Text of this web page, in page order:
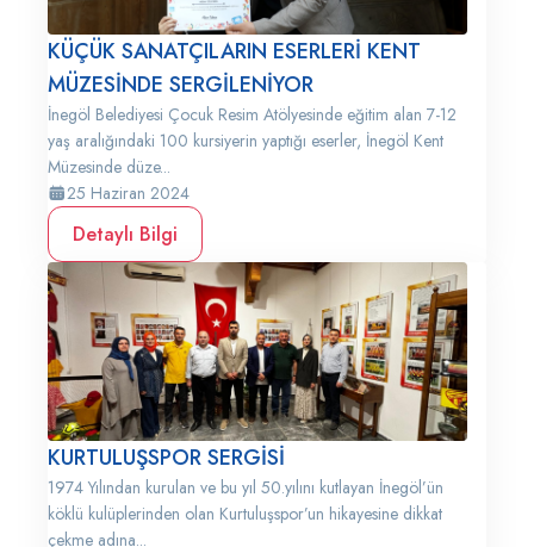
KÜÇÜK SANATÇILARIN ESERLERİ KENT
MÜZESİNDE SERGİLENİYOR
İnegöl Belediyesi Çocuk Resim Atölyesinde eğitim alan 7-12
yaş aralığındaki 100 kursiyerin yaptığı eserler, İnegöl Kent
Müzesinde düze...
25 Haziran 2024
Detaylı Bilgi
KURTULUŞSPOR SERGİSİ
1974 Yılından kurulan ve bu yıl 50.yılını kutlayan İnegöl’ün
köklü kulüplerinden olan Kurtuluşspor’un hikayesine dikkat
çekme adına...